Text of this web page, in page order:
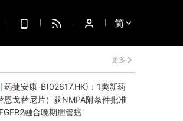
简
更多
药捷安康-B(02617.HK)：1类新药
恩戈替尼片）获NMPA附条件批准
融合晚期胆管癌